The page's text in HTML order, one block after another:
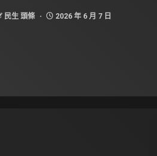
民生 頭條 2026 年 6 月 7 日